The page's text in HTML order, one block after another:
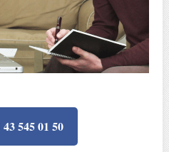
43 545 01 50